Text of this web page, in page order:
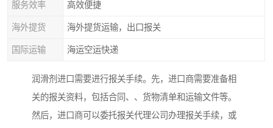
服务效率 高效便捷
海外提货 海外提货运输，出口报关
国际运输 海运空运快递
润滑剂进口需要进行报关手续。先，进口商需要准备相
关的报关资料，包括合同、、货物清单和运输文件等。
然后，进口商可以委托报关代理公司办理报关手续，或